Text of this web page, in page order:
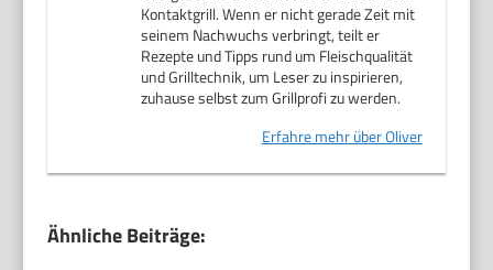
Kontaktgrill. Wenn er nicht gerade Zeit mit
seinem Nachwuchs verbringt, teilt er
Rezepte und Tipps rund um Fleischqualität
und Grilltechnik, um Leser zu inspirieren,
zuhause selbst zum Grillprofi zu werden.
Erfahre mehr über Oliver
Ähnliche Beiträge: